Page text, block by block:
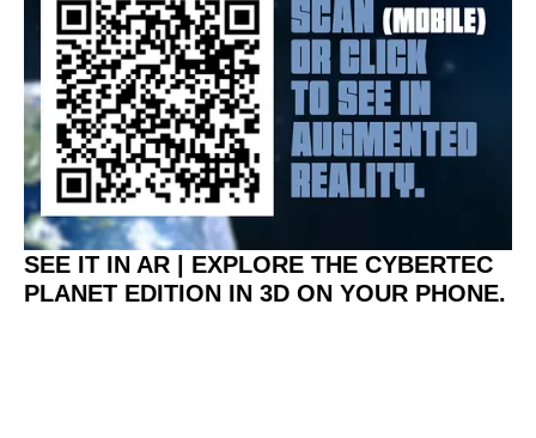
SEE IT IN AR | EXPLORE THE CYBERTEC
PLANET EDITION IN 3D ON YOUR PHONE.